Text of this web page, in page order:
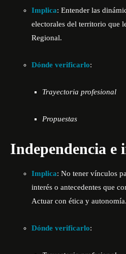
Implica: Entender las
electorales del territorio que
Regional.
Dónde verificarlo:
Trayectoria profesional
Propuestas
Independencia e
Implica: No tener vínculos
interés o antecedentes que
Actuar con ética y autonomía.
Dónde verificarlo: